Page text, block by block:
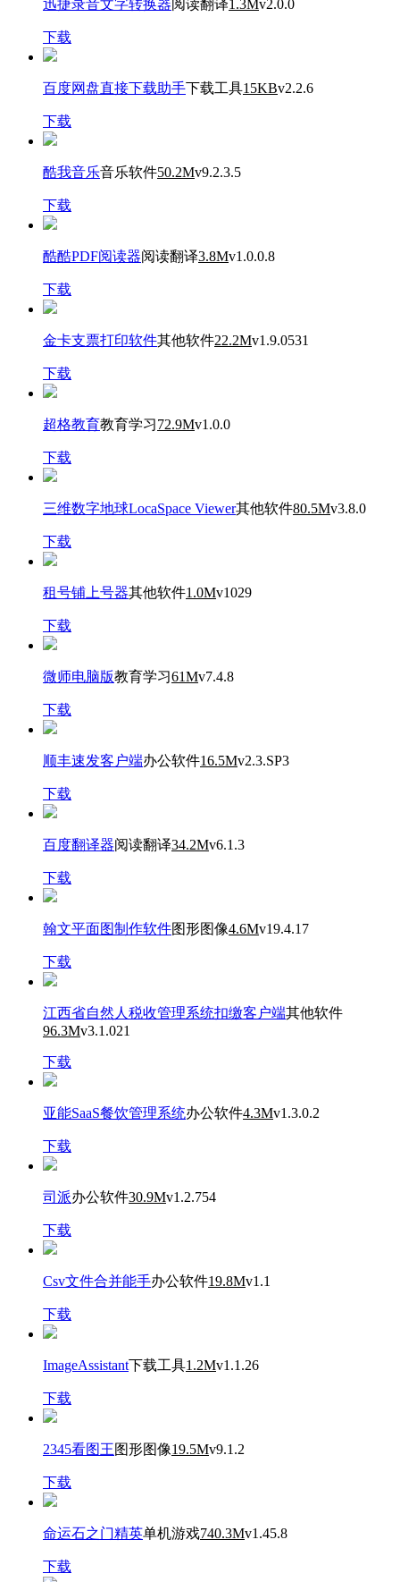
迅捷录音文字转换器 阅读翻译1.3Mv2.0.0
下载
百度网盘直接下载助手下载工具15KBv2.2.6
下载
酷我音乐音乐软件50.2Mv9.2.3.5
下载
酷酷PDF阅读器阅读翻译3.8Mv1.0.0.8
下载
金卡支票打印软件其他软件22.2Mv1.9.0531
下载
超格教育教育学习72.9Mv1.0.0
下载
三维数字地球LocaSpace Viewer其他软件80.5Mv3.8.0
下载
租号铺上号器其他软件1.0Mv1029
下载
微师电脑版教育学习61Mv7.4.8
下载
顺丰速发客户端办公软件16.5Mv2.3.SP3
下载
百度翻译器阅读翻译34.2Mv6.1.3
下载
翰文平面图制作软件图形图像4.6Mv19.4.17
下载
江西省自然人税收管理系统扣缴客户端其他软件
96.3Mv3.1.021
下载
亚能SaaS餐饮管理系统办公软件4.3Mv1.3.0.2
下载
司派办公软件30.9Mv1.2.754
下载
Csv文件合并能手办公软件19.8Mv1.1
下载
ImageAssistant下载工具1.2Mv1.1.26
下载
2345看图王图形图像19.5Mv9.1.2
下载
命运石之门精英单机游戏740.3Mv1.45.8
下载